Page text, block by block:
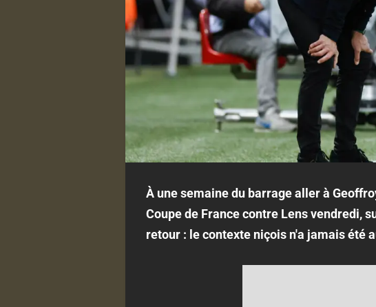
À une semaine du barrage aller à
Coupe de France contre Lens vendredi,
retour : le contexte niçois n'a jamais été